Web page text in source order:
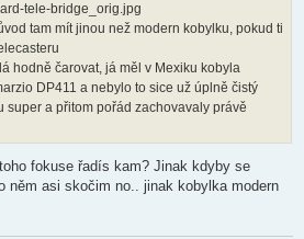
tele-bridge_orig.jpg
tam mít jinou než modern kobylku, pokud ti
hodně čarovat, já měl v Mexiku kobyla
DP411 a nebylo to sice už úplně čistý
super a přitom pořád zachovavaly právě
fokuse řadís kam? Jinak kdyby se
něm asi skočim no.. jinak kobylka modern